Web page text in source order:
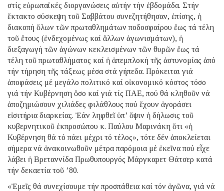
στίς εὐρωπαϊκές διοργανώσεις αὐτήν τήν ἑβδομάδα. Στήν
ἔκτακτο σύσκεψη τοῦ Σαββάτου συνεζητήθησαν, ἐπίσης, ἡ
διακοπή ὅλων τῶν πρωταθλημάτων ποδοσφαίρου ἕως τά τέλη
τοῦ ἔτους (ἐνδεχομένως καί ἄλλων ἀγωνισμάτων), ἡ
διεξαγωγή τῶν ἀγώνων κεκλεισμένων τῶν θυρῶν ἕως τά
τέλη τοῦ πρωταθλήματος καί ἡ ἀπεμπλοκή τῆς ἀστυνομίας ἀπό
τήν τήρηση τῆς τάξεως μέσα στά γήπεδα. Πρόκειται γιά
ἀποφάσεις μέ μεγάλο πολιτικό καί οἰκονομικό κόστος τόσο
γιά τήν Κυβέρνηση ὅσο καί γιά τίς ΠΑΕ, πού θά κληθοῦν νά
ἀποζημιώσουν χιλιάδες φιλάθλους πού ἔχουν ἀγοράσει
εἰσιτήρια διαρκείας. Ἐάν ληφθεῖ ὑπ’ ὄψιν ἡ δήλωσις τοῦ
κυβερνητικοῦ ἐκπροσώπου κ. Παύλου Μαρινάκη ὅτι «ἡ
Κυβέρνηση θά τό πάει μέχρι τό τέλος», τότε δέν ἀποκλείεται
σήμερα νά ἀνακοινωθοῦν μέτρα παρόμοια μέ ἐκεῖνα πού εἶχε
λάβει ἡ Βρεταννίδα Πρωθυπουργός Μάργκαρετ Θάτσερ κατά
τήν δεκαετία τοῦ ’80.
«Ἐμεῖς θά συνεχίσουμε τήν προσπάθεια καί τόν ἀγῶνα, γιά νά